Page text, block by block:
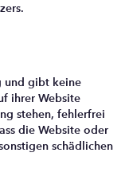
und gibt keine
ihrer Website
stehen, fehlerfrei
die Website oder
schädlichen